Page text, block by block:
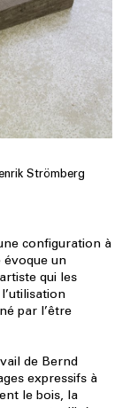
Strömberg
configuration à
évoque un
qui les
par l’être
de Bernd
expressifs à
le bois, la